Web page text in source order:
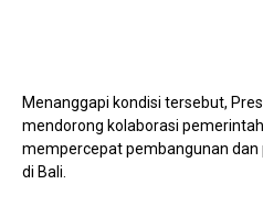
Menanggapi kondisi tersebut,
mendorong kolaborasi
mempercepat pembangunan
di Bali.